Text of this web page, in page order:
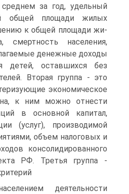
за год, удельный
общей площади жилых
к общей площади жи­
смертность населения,
денежные дохо­ды
детей, оставшихся без
Вторая группа - это
экономическое
к ним можно отнести
в основной капитал,
(услуг), произ­водимой
объем налоговых и
кон­солидированного
РФ. Третья группа -
деятельности